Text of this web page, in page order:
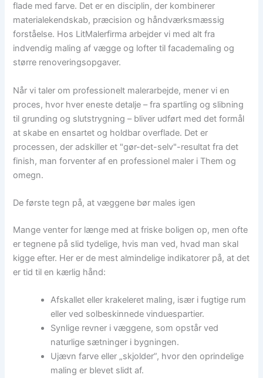
flade med farve. Det er en disciplin, der kombinerer
materialekendskab, præcision og håndværksmæssig
forståelse. Hos LitMalerfirma arbejder vi med alt fra
indvendig maling af vægge og lofter til facademaling og
større renoveringsopgaver.
Når vi taler om professionelt malerarbejde, mener vi en
proces, hvor hver eneste detalje – fra spartling og slibning
til grunding og slutstrygning – bliver udført med det formål
at skabe en ensartet og holdbar overflade. Det er
processen, der adskiller et "gør-det-selv"-resultat fra det
finish, man forventer af en professionel maler i Them og
omegn.
De første tegn på, at væggene bør males igen
Mange venter for længe med at friske boligen op, men ofte
er tegnene på slid tydelige, hvis man ved, hvad man skal
kigge efter. Her er de mest almindelige indikatorer på, at det
er tid til en kærlig hånd:
Afskallet eller krakeleret maling, især i fugtige rum
eller ved solbeskinnede vinduespartier.
Synlige revner i væggene, som opstår ved
naturlige sætninger i bygningen.
Ujævn farve eller „skjolder”, hvor den oprindelige
maling er blevet slidt af.